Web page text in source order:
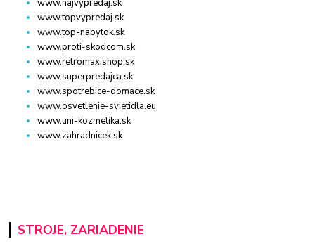
www.najvypredaj.sk
www.topvypredaj.sk
www.top-nabytok.sk
www.proti-skodcom.sk
www.retromaxishop.sk
www.superpredajca.sk
www.spotrebice-domace.sk
www.osvetlenie-svietidla.eu
www.uni-kozmetika.sk
www.zahradnicek.sk
STROJE, ZARIADENIE